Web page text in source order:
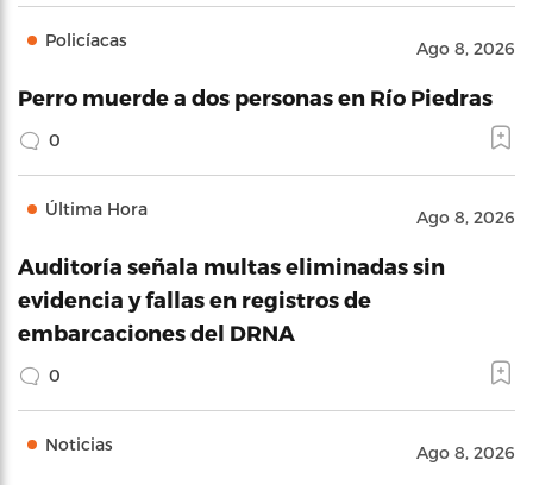
Policíacas Ago 8, 2026
Perro muerde a dos personas en Río Piedras
0
Última Hora Ago 8, 2026
Auditoría señala multas eliminadas sin
evidencia y fallas en registros de
embarcaciones del DRNA
0
Noticias Ago 8, 2026